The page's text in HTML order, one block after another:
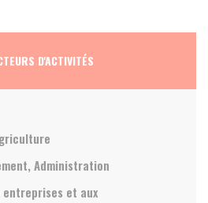
D'ACTIVITÉS
Administration
entreprises et aux